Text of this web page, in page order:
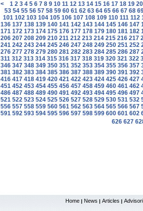
< 1 2 3 4 5 6 7 8 9 10 11 12 13 14 15 16 17 18 19 20
53 54 55 56 57 58 59 60 61 62 63 64 65 66 67 68
101 102 103 104 105 106 107 108 109 110 111 112
136 137 138 139 140 141 142 143 144 145 146 147
171 172 173 174 175 176 177 178 179 180 181 182
206 207 208 209 210 211 212 213 214 215 216 217
241 242 243 244 245 246 247 248 249 250 251 252
276 277 278 279 280 281 282 283 284 285 286 287
311 312 313 314 315 316 317 318 319 320 321 322
346 347 348 349 350 351 352 353 354 355 356 357
381 382 383 384 385 386 387 388 389 390 391 392
416 417 418 419 420 421 422 423 424 425 426 427
451 452 453 454 455 456 457 458 459 460 461 462
486 487 488 489 490 491 492 493 494 495 496 497
521 522 523 524 525 526 527 528 529 530 531 532
556 557 558 559 560 561 562 563 564 565 566 567
591 592 593 594 595 596 597 598 599 600 601 602
626 627
Home | News | Articles |